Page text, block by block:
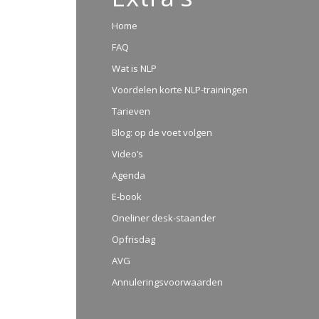
Home
FAQ
Wat is NLP
Voordelen korte NLP-trainingen
Tarieven
Blog: op de voet volgen
Video’s
Agenda
E-book
Oneliner desk-staander
Opfrisdag
AVG
Annuleringsvoorwaarden